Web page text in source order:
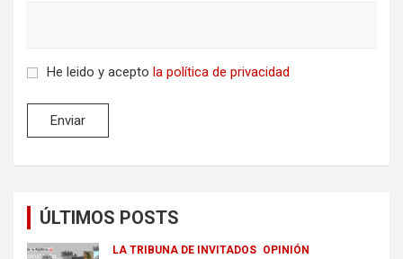
He leido y acepto la política de privacidad
ÚLTIMOS POSTS
LA TRIBUNA DE INVITADOS OPINIÓN